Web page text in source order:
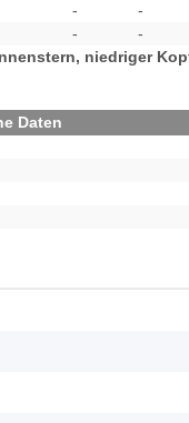
- -
- -
niedriger
Daten